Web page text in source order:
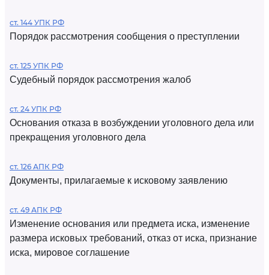
ст. 144 УПК РФ
Порядок рассмотрения сообщения о преступлении
ст. 125 УПК РФ
Судебный порядок рассмотрения жалоб
ст. 24 УПК РФ
Основания отказа в возбуждении уголовного дела или
прекращения уголовного дела
ст. 126 АПК РФ
Документы, прилагаемые к исковому заявлению
ст. 49 АПК РФ
Изменение основания или предмета иска, изменение
размера исковых требований, отказ от иска, признание
иска, мировое соглашение